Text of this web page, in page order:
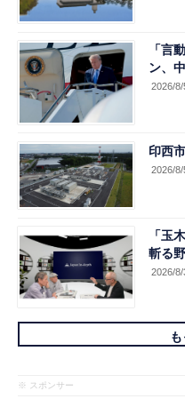
「言
ン、
2026/
印西
2026/
「玉
斬る
2026/
※ スポンサー